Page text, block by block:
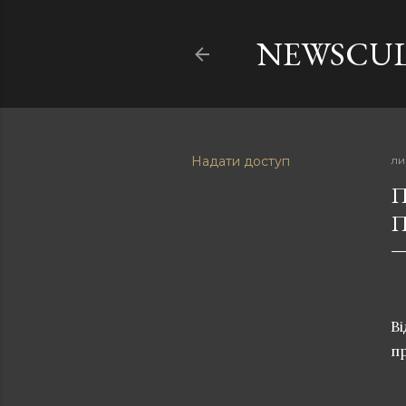
Надати доступ